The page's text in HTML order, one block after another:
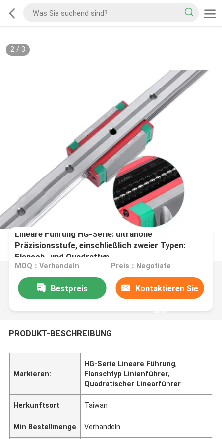
2/ 3
Lineare Führung HG-Serie: ultrahohe
Präzisionsstufe, einschließlich zweier Typen:
Flansch- und Quadrattyp
MOQ：Verhandeln Preis：Negotiate
Bestpreis Kontaktieren Sie
uns
PRODUKT-BESCHREIBUNG
Markieren:
HG-Serie Lineare Führung,
Flanschtyp Linienführer,
Quadratischer Linearführer
Herkunftsort Taiwan
Min Bestellmenge Verhandeln